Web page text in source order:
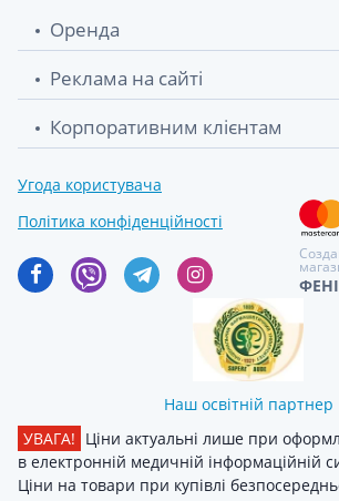
Оренда
Реклама на сайті
Корпоративним клієнтам
Угода користувача
Політика конфіденційності
Наш освітній партнер
УВАГА! Ціни актуальні лише при
в електронній медичній інформаційній
Ціни на товари при купівлі